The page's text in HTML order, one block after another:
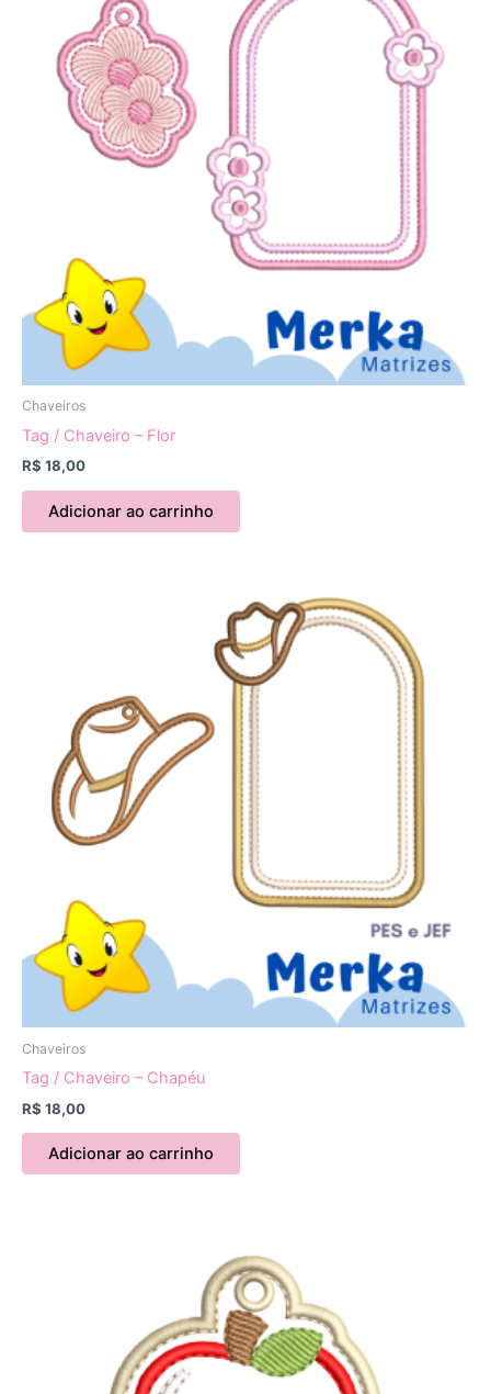
Chaveiros
Tag / Chaveiro – Flor
R$ 18,00
Adicionar ao carrinho
Chaveiros
Tag / Chaveiro – Chapéu
R$ 18,00
Adicionar ao carrinho